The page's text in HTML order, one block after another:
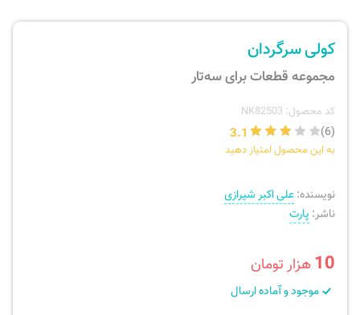
نی، فلوت، سازهای بادی
ارسال سفارش
کولی سرگردان
مجموعه قطعات برای سه‌تار
کد محصول: NK82503
(6)
3.1
به این محصول امتیاز دهید
نویسنده:علی اکبر شیرازی
ناشر: پارت
10هزار تومان
موجود و آماده ارسال